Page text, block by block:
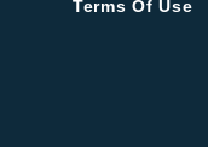
Terms Of Use